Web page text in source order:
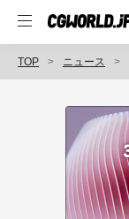
TOP ニュース